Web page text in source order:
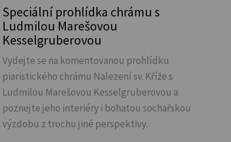
Speciální prohlídka chrámu s
Ludmilou Marešovou
Kesselgruberovou
Vydejte se na komentovanou prohlídku
piaristického chrámu Nalezení sv. Kříže s
Ludmilou Marešovou Kesselgruberovou a
poznejte jeho interiéry i bohatou sochařskou
výzdobu z trochu jiné perspektivy.